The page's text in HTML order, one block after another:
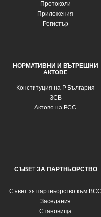
Протоколи
Приложения
Регистър
НОРМАТИВНИ И ВЪТРЕШНИ
АКТОВЕ
Конституция на Р България
ЗСВ
Актове на ВСС
СЪВЕТ ЗА ПАРТНЬОРСТВО
Съвет за партньорство към ВСС
Заседания
Становища